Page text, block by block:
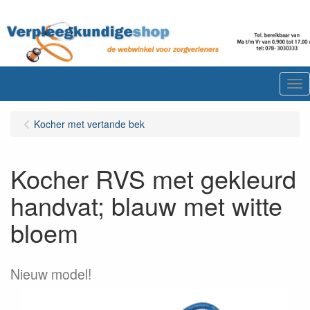
Kocher met vertande bek
Kocher RVS met gekleurd
handvat; blauw met witte
bloem
Nieuw model!